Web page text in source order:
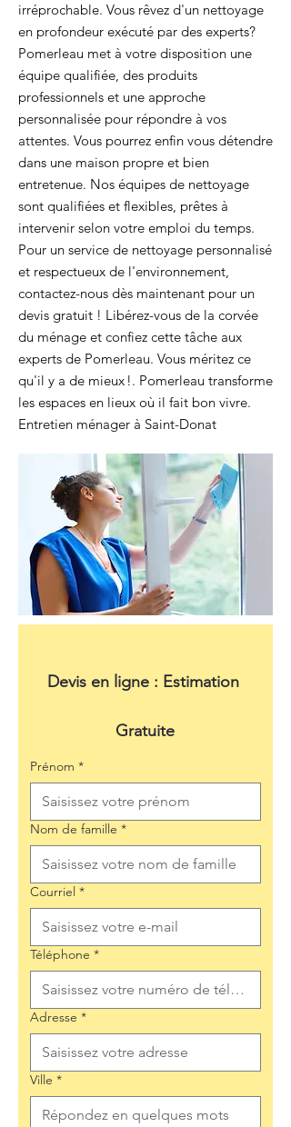
irréprochable. Vous rêvez d'un nettoyage
en profondeur exécuté par des experts?
Pomerleau met à votre disposition une
équipe qualifiée, des produits
professionnels et une approche
personnalisée pour répondre à vos
attentes. Vous pourrez enfin vous détendre
dans une maison propre et bien
entretenue. Nos équipes de nettoyage
sont qualifiées et flexibles, prêtes à
intervenir selon votre emploi du temps.
Pour un service de nettoyage personnalisé
et respectueux de l'environnement,
contactez-nous dès maintenant pour un
devis gratuit ! Libérez-vous de la corvée
du ménage et confiez cette tâche aux
experts de Pomerleau. Vous méritez ce
qu'il y a de mieux !. Pomerleau transforme
les espaces en lieux où il fait bon vivre.
Entretien ménager à Saint-Donat
Devis en ligne : Estimation
Gratuite
Prénom *
Nom de famille *
Courriel *
Téléphone *
Adresse *
Ville *